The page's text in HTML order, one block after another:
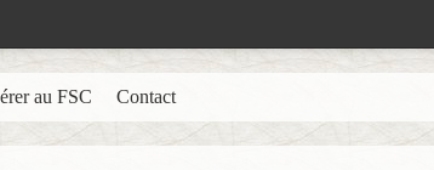
au FSC Contact